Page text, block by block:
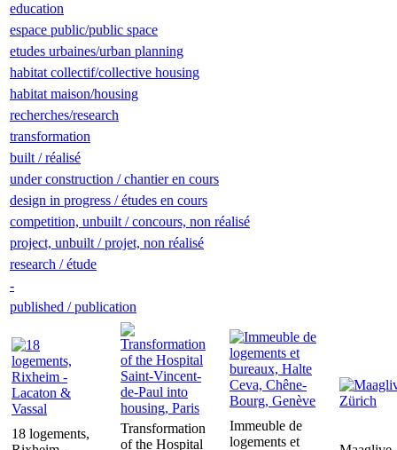
education
espace public/public space
etudes urbaines/urban planning
habitat collectif/collective housing
habitat maison/housing
recherches/research
transformation
built / réalisé
under construction / chantier en cours
design in progress / études en cours
competition, unbuilt / concours, non réalisé
project, unbuilt / projet, non réalisé
research / étude
-
published / publication
18 logements,
Transformation
of the Hospital
Immeuble de
logements et